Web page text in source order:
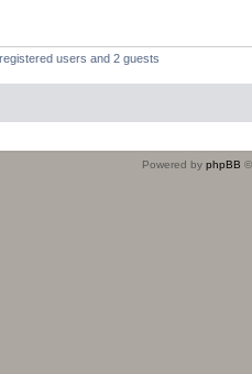
users and 2 guests
Powered by phpBB